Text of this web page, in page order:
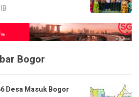
Bogor
Desa Masuk Bogor